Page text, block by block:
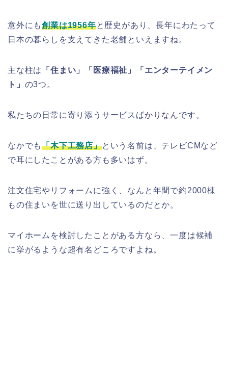
意外にも創業は1956年と歴史があり、長年にわたって
日本の暮らしを支えてきた老舗といえますね。
主な柱は
「住まい」「医療福祉」「エンターテイメン
ト」 の3つ。
私たちの日常に寄り添うサービスばかりなんです。
なかでも「木下工務店」という名前は、テレビCMなど
で耳にしたことがある方も多いはず。
注文住宅やリフォームに強く、なんと年間で約2000棟
もの住まいを世に送り出しているのだとか。
マイホームを検討したことがある方なら、一度は候補
に挙がるような超有名どころですよね。